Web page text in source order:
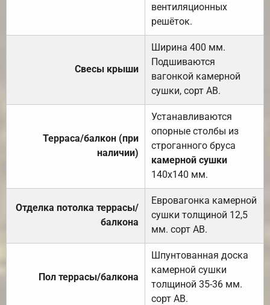
вентиляционных
решёток.
Свесы крыши
Ширина 400 мм.
Подшиваются
вагонкой камерной
сушки, сорт АВ.
Терраса/балкон (при
наличии)
Устанавливаются
опорные столбы из
строганного бруса
камерной сушки
140х140 мм.
Отделка потолка террасы/
балкона
Евровагонка камерной
сушки толщиной 12,5
мм. сорт АВ.
Пол террасы/балкона
Шпунтованная доска
камерной сушки
толщиной 35-36 мм.
сорт АВ.